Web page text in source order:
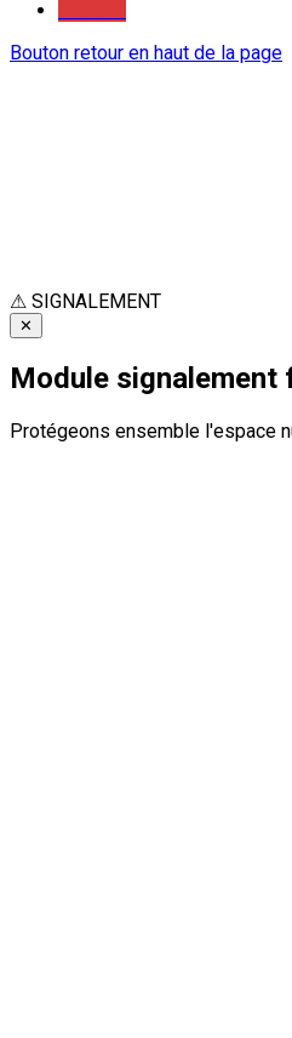
Bouton retour en haut de la page
⚠ SIGNALEMENT
✕
Module signalement
Protégeons ensemble l'espace